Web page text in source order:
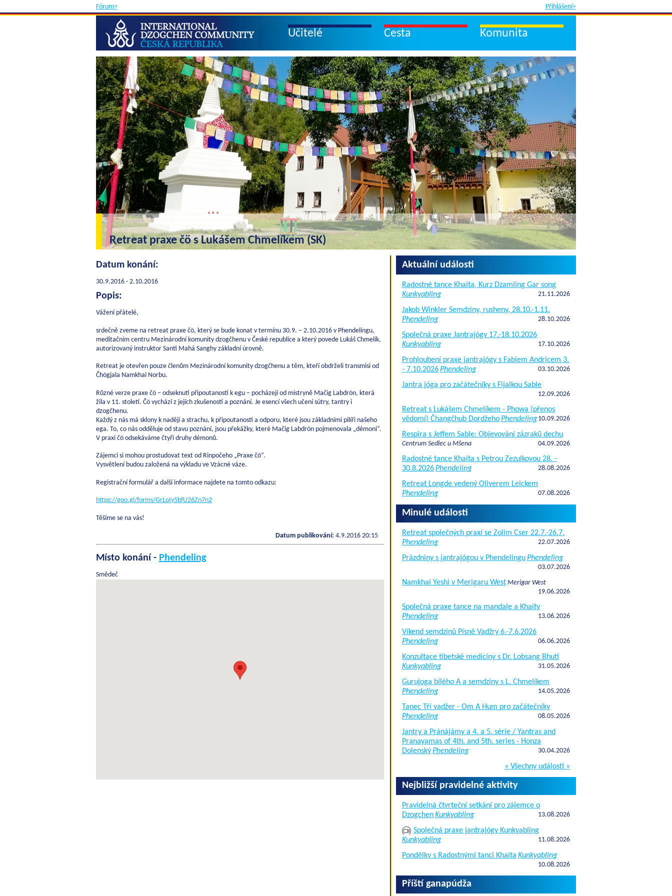
Fórum> Přihlášení>
Učitelé Cesta Komunita
Retreat praxe čö s Lukášem Chmelíkem (SK)
Datum konání:
30.9.2016 - 2.10.2016
Popis:
Vážení přátelé,
srdečně zveme na retreat praxe čö, který se bude konat v termínu 30.9. – 2.10.2016 v Phendelingu,
meditačním centru Mezinárodní komunity dzogčhenu v České republice a který povede Lukáš Chmelík,
autorizovaný instruktor Santi Mahá Sanghy základní úrovně.
Retreat je otevřen pouze členům Mezinárodní komunity dzogčhenu a těm, kteří obdrželi transmisi od
Čhögjala Namkhai Norbu.
Různé verze praxe čö – odseknutí připoutanosti k egu – pocházejí od mistryně Mačig Labdrön, která
žila v 11. století. Čö vychází z jejích zkušeností a poznání. Je esencí všech učení sútry, tantry i
dzogčhenu.
Každý z nás má sklony k naději a strachu, k připoutanosti a odporu, které jsou základními pilíři našeho
ega. To, co nás odděluje od stavu poznání, jsou překážky, které Mačig Labdrön pojmenovala „démoni“.
V praxi čö odsekáváme čtyři druhy démonů.
Zájemci si mohou prostudovat text od Rinpočeho „Praxe čö“.
Vysvětlení budou založená na výkladu ve Vzácné váze.
Registrační formulář a další informace najdete na tomto odkazu:
https://goo.gl/forms/GrLoIy5bfU26Zn7n2
Těšíme se na vás!
Datum publikování: 4.9.2016 20:15
Místo konání - Phendeling
Smědeč
Aktuální události
Radostné tance Khaita, Kurz Dzamling Gar song
Kunkyabling
21.11.2026
Jakob Winkler Semdziny, rusheny, 28.10.-1.11.
Phendeling
28.10.2026
Společná praxe Jantrajógy 17.-18.10.2026
Kunkyabling
17.10.2026
Prohloubení praxe jantrajógy s Fabiem Andricem 3.
- 7.10.2026Phendeling 03.10.2026
Jantra jóga pro začátečníky s Fijalkou Sable
12.09.2026
Retreat s Lukášem Chmelíkem - Phowa (přenos
vědomí) Čhangčhub DordžehoPhendeling 10.09.2026
Respira s Jeffem Sable: Objevování zázraků dechu
Centrum Sedlec u Mšena 04.09.2026
Radostné tance Khaita s Petrou Zezulkovou 28. -
30.8.2026Phendeling 28.08.2026
Retreat Longde vedený Oliverem Leickem
Phendeling
07.08.2026
Minulé události
Retreat společných praxí se Zolim Cser 22.7.-26.7.
Phendeling
22.07.2026
Prázdniny s jantrajógou v PhendelinguPhendeling
03.07.2026
Namkhai Yeshi v Merigaru West Merigar West
19.06.2026
Společná praxe tance na mandale a Khaity
Phendeling
13.06.2026
Víkend semdzinů Písně Vadžry 6.-7.6.2026
Phendeling
06.06.2026
Konzultace tibetské medicíny s Dr. Lobsang Bhuti
Kunkyabling
31.05.2026
Gurujoga bílého A a semdziny s L. Chmelíkem
Phendeling
14.05.2026
Tanec Tří vadžer - Om A Hum pro začátečníky
Phendeling
08.05.2026
Jantry a Pránájámy a 4. a 5. série / Yantras and
Pranayamas of 4th. and 5th. series - Honza
DolenskýPhendeling 30.04.2026
» Všechny události »
Nejbližší pravidelné aktivity
Pravidelná čtvrteční setkání pro zájemce o
DzogchenKunkyabling 13.08.2026
Společná praxe jantrajógy Kunkyabling
Kunkyabling
11.08.2026
Pondělky s Radostnými tanci Khaita Kunkyabling
10.08.2026
Příští ganapúdža